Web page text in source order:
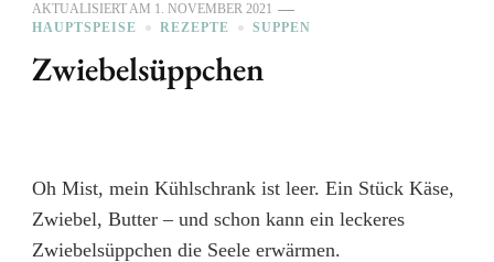
AKTUALISIERT AM 1. NOVEMBER 2021
HAUPTSPEISE
REZEPTE SUPPEN
Zwiebelsüppchen
Oh Mist, mein Kühlschrank ist leer. Ein Stück Käse,
Zwiebel, Butter – und schon kann ein leckeres
Zwiebelsüppchen die Seele erwärmen.